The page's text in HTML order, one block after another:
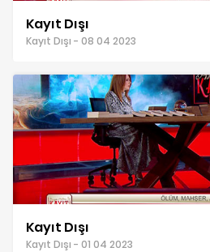
Kayıt Dışı
Kayıt Dışı - 08 04 2023
Kayıt Dışı
Kayıt Dışı - 01 04 2023